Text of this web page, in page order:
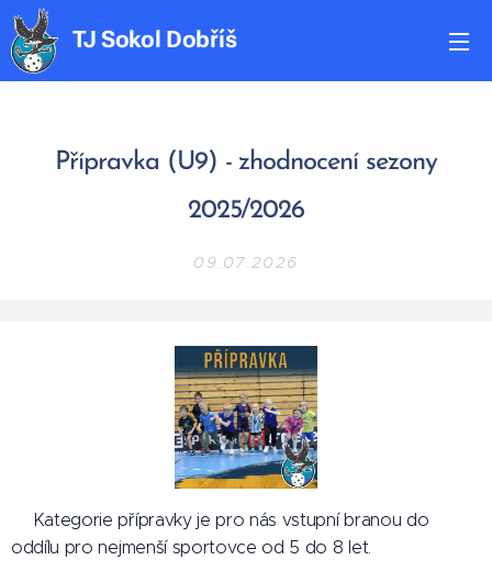
TJSokol Dobříš
Přípravka (U9) - zhodnocení sezony
2025/2026
09.07.2026
⛩️Kategorie přípravky je pro nás vstupní branou do
oddílu pro nejmenší sportovce od 5 do 8 let.